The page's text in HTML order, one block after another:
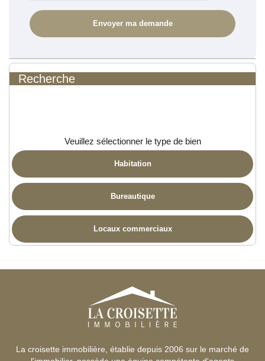
Recherche
Veuillez sélectionner le type de bien
Habitation
Bureautique
Locaux commerciaux
La croisette immobilière, établie depuis 2006 sur le marché de